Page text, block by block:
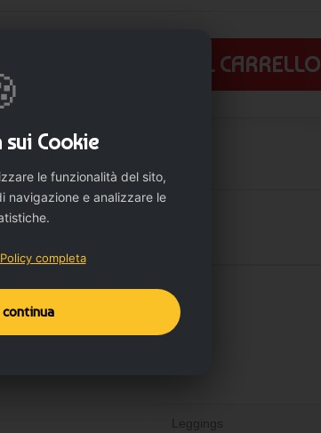
🛒 AGGIUNGI AL CARRELLO
Leggings
Cookie
le funzionalità del sito,
navigazione e analizzare le
completa